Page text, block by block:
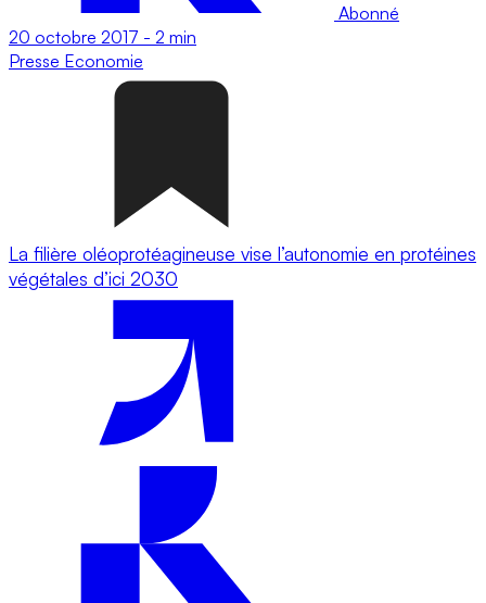
Abonné
20 octobre 2017 - 2 min
Presse Economie
La filière oléoprotéagineuse vise l’autonomie en protéines
végétales d’ici 2030